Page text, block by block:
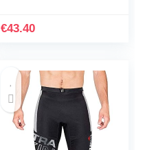
for PCP Refill
€43.40